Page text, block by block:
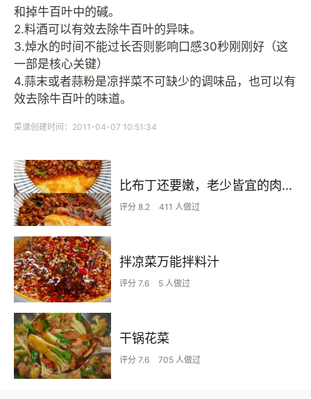
和掉牛百叶中的碱。
2.料酒可以有效去除牛百叶的异味。
3.焯水的时间不能过长否则影响口感30秒刚刚好（这
一部是核心关键）
4.蒜末或者蒜粉是凉拌菜不可缺少的调味品，也可以有
效去除牛百叶的味道。
菜谱创建时间：2011-04-07 10:51:34
比布丁还要嫩，老少皆宜的肉沫蒸蛋
评分 8.2 411 人做过
拌凉菜万能拌料汁
评分 7.6 5 人做过
干锅花菜
评分 7.6 705 人做过